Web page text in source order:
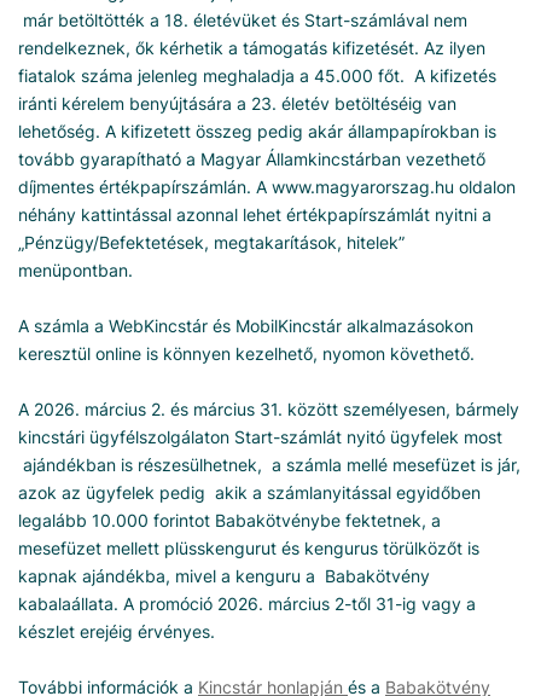
már betöltötték a 18. életévüket és Start-számlával nem
rendelkeznek, ők kérhetik a támogatás kifizetését. Az ilyen
fiatalok száma jelenleg meghaladja a 45.000 főt. A kifizetés
iránti kérelem benyújtására a 23. életév betöltéséig van
lehetőség. A kifizetett összeg pedig akár állampapírokban is
tovább gyarapítható a Magyar Államkincstárban vezethető
díjmentes értékpapírszámlán. A www.magyarorszag.hu oldalon
néhány kattintással azonnal lehet értékpapírszámlát nyitni a
„Pénzügy/Befektetések, megtakarítások, hitelek”
menüpontban.
A számla a WebKincstár és MobilKincstár alkalmazásokon
keresztül online is könnyen kezelhető, nyomon követhető.
A 2026. március 2. és március 31. között személyesen, bármely
kincstári ügyfélszolgálaton Start-számlát nyitó ügyfelek most
ajándékban is részesülhetnek, a számla mellé mesefüzet is jár,
azok az ügyfelek pedig akik a számlanyitással egyidőben
legalább 10.000 forintot Babakötvénybe fektetnek, a
mesefüzet mellett plüsskengurut és kengurus törülközőt is
kapnak ajándékba, mivel a kenguru a Babakötvény
kabalaállata. A promóció 2026. március 2-től 31-ig vagy a
készlet erejéig érvényes.
További információk a Kincstár honlapján és a Babakötvény